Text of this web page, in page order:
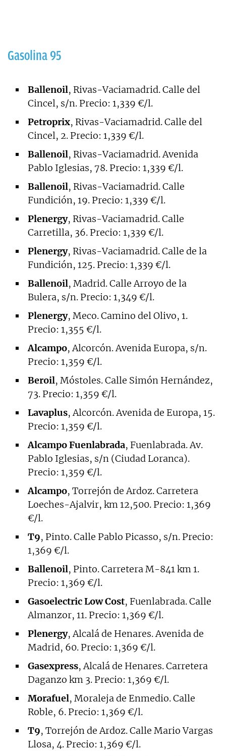
Gasolina 95
Ballenoil, Rivas-Vaciamadrid. Calle del
Cincel, s/n. Precio: 1,339 €/l.
Petroprix, Rivas-Vaciamadrid. Calle del
Cincel, 2. Precio: 1,339 €/l.
Ballenoil, Rivas-Vaciamadrid. Avenida
Pablo Iglesias, 78. Precio: 1,339 €/l.
Ballenoil, Rivas-Vaciamadrid. Calle
Fundición, 19. Precio: 1,339 €/l.
Plenergy, Rivas-Vaciamadrid. Calle
Carretilla, 36. Precio: 1,339 €/l.
Plenergy, Rivas-Vaciamadrid. Calle de la
Fundición, 125. Precio: 1,339 €/l.
Ballenoil, Madrid. Calle Arroyo de la
Bulera, s/n. Precio: 1,349 €/l.
Plenergy, Meco. Camino del Olivo, 1.
Precio: 1,355 €/l.
Alcampo, Alcorcón. Avenida Europa, s/n.
Precio: 1,359 €/l.
Beroil, Móstoles. Calle Simón Hernández,
73. Precio: 1,359 €/l.
Lavaplus, Alcorcón. Avenida de Europa, 15.
Precio: 1,359 €/l.
Alcampo Fuenlabrada, Fuenlabrada. Av.
Pablo Iglesias, s/n (Ciudad Loranca).
Precio: 1,359 €/l.
Alcampo, Torrejón de Ardoz. Carretera
Loeches-Ajalvir, km 12,500. Precio: 1,369
€/l.
T9, Pinto. Calle Pablo Picasso, s/n. Precio:
1,369 €/l.
Ballenoil, Pinto. Carretera M-841 km 1.
Precio: 1,369 €/l.
Gasoelectric Low Cost, Fuenlabrada. Calle
Almanzor, 11. Precio: 1,369 €/l.
Plenergy, Alcalá de Henares. Avenida de
Madrid, 60. Precio: 1,369 €/l.
Gasexpress, Alcalá de Henares. Carretera
Daganzo km 3. Precio: 1,369 €/l.
Morafuel, Moraleja de Enmedio. Calle
Roble, 6. Precio: 1,369 €/l.
T9, Torrejón de Ardoz. Calle Mario Vargas
Llosa, 4. Precio: 1,369 €/l.